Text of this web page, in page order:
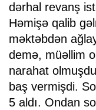
dərhal revanş
Həmişə qalib
məktəbdən
demə, müəllim
narahat
baş vermişdi.
5 aldı. Ondan